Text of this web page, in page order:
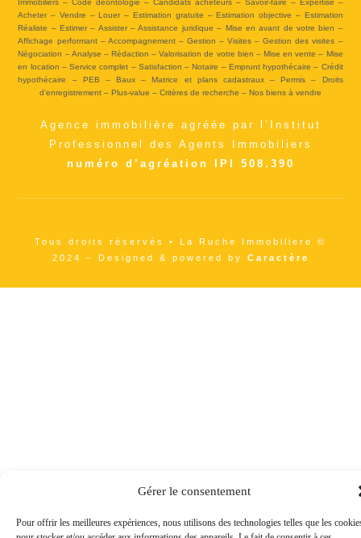
Gérer le consentement
Pour offrir les meilleures expériences, nous utilisons des technologies telles que les
Immobiliers – Code déontologie – Candidats acheteurs – Savoir-faire – Expertise –
Acheter – Vendre – Louer – Estimation gratuite – Estimation objective – Estimation
Réaliste – Estimer – Assister – Assistance juridique – Mise en avant de votre bien –
Affichage performant – Accompagnement – Gestion – Visites – Gestion des visites –
Négociation – Analyse – Rédaction – Valorisation de votre bien – Mise en vente – Mise
en location – Service complet – Satisfaction – Notaire – Emprunt hypothécaire – Crédit
hypothécaire – PEB – Baux – Matrice et plans cadastraux – Permis – Droits
d’enregistrement – Plus-value – Critères de recherche – Nos biens à vendre
Agence immobilière agréée par l’Institut
Professionnel des Agents Immobiliers
numéro d’agréation IPI 508.390
Tous droits réservés • La Ruche Immobiliere ©
2024 – Designed & powered by Caractère